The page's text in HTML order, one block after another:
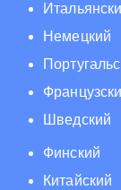
Немецкий
Шведский
Финский
Китайский